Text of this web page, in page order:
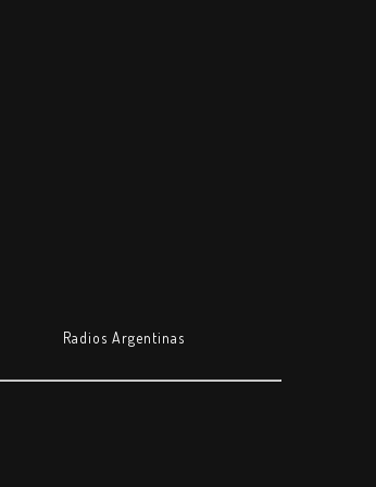
Radios Argentinas